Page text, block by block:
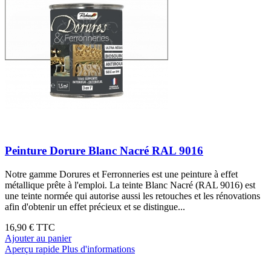
Peinture Dorure Blanc Nacré RAL 9016
Notre gamme Dorures et Ferronneries est une peinture à effet
métallique prête à l'emploi. La teinte Blanc Nacré (RAL 9016) est
une teinte normée qui autorise aussi les retouches et les rénovations
afin d'obtenir un effet précieux et se distingue...
16,90 € TTC
Ajouter au panier
Aperçu rapide Plus d'informations